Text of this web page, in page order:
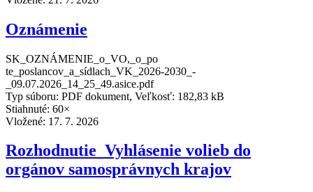
Oznámenie
SK_OZNÁMENIE_o_VO,_o_po
te_poslancov_a_sídlach_VK_2026-2030_-
_09.07.2026_14_25_49.asice.pdf
Typ súboru: PDF dokument, Veľkosť: 182,83 kB
Stiahnuté: 60×
Vložené: 17. 7. 2026
Rozhodnutie_Vyhlásenie volieb do
orgánov samosprávnych krajov